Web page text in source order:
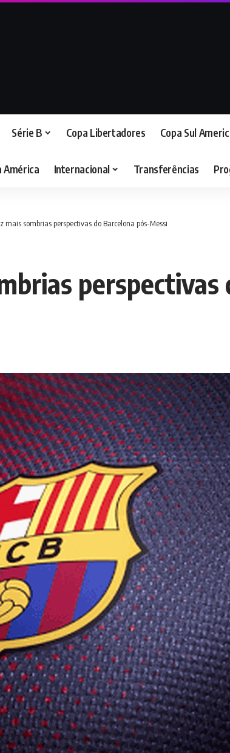
Série B Copa Libertadores Copa Sul
América Internacional Transferências
mais sombrias perspectivas do Barcelona pós-Messi